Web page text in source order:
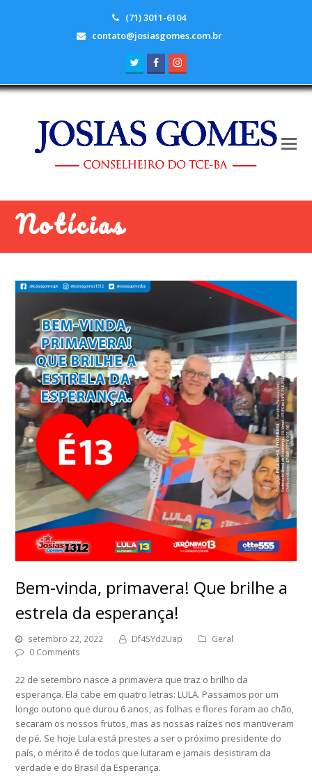
(71) 3011-6104
contato@josiasgomes.com.br
TwitterFacebook
Notícias
Bem-vinda, primavera! Que brilhe a
estrela da esperança!
setembro 22, 2022 Df4SYd2Uap
Geral
0 Comments
22 de setembro nasce a primavera que traz o brilho da
esperança. Ela cabe em quatro letras: LULA. Passamos por um
longo outono que durou 6 anos, as folhas e flores foram ao chão,
secaram os nossos frutos, mas as nossas raízes nos mantiveram
de pé. Se hoje Lula está prestes a ser o próximo presidente do
país, o mérito é de todos que lutaram e jamais desistiram da
verdade e do Brasil da Esperança.